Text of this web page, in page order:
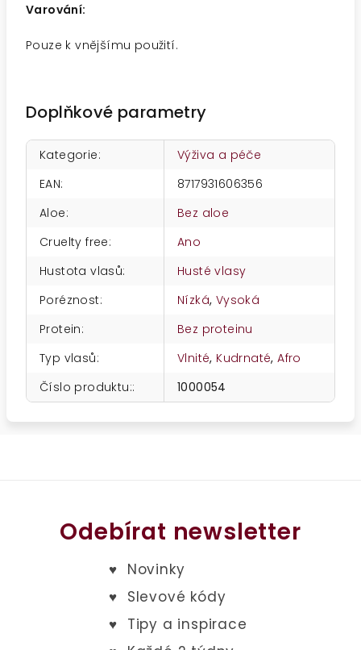
Varování:
Pouze k vnějšímu použití.
Doplňkové parametry
Kategorie:
Výživa a péče
EAN:
8717931606356
Aloe:
Bez aloe
Cruelty free:
Ano
Hustota vlasů:
Husté vlasy
Poréznost: Nízká, Vysoká
Protein:
Bez proteinu
Typ vlasů: Vlnité, Kudrnaté,Afro
Číslo produktu:: 1000054
Odebírat newsletter